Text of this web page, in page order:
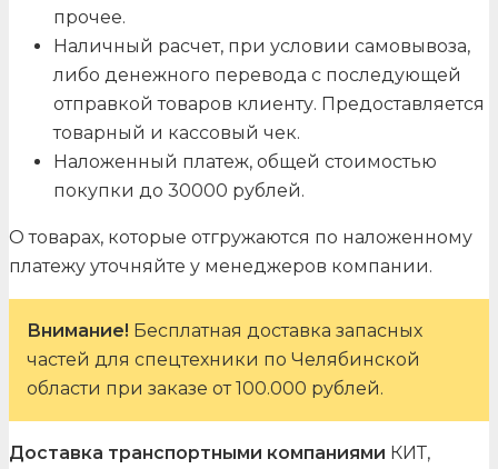
прочее.
Наличный расчет, при условии самовывоза,
либо денежного перевода с последующей
отправкой товаров клиенту. Предоставляется
товарный и кассовый чек.
Наложенный платеж, общей стоимостью
покупки до 30000 рублей.
О товарах, которые отгружаются по наложенному
платежу уточняйте у менеджеров компании.
Внимание! Бесплатная доставка запасных
частей для спецтехники по Челябинской
области при заказе от 100.000 рублей.
Доставка транспортными компаниями КИТ,